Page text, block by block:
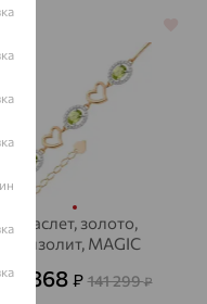
Браслет, золото,
хризолит, MAGIC
868 ₽ 141 299₽